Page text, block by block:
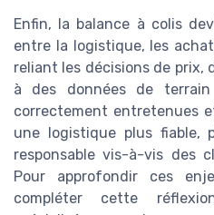
Enfin, la balance à colis
entre la logistique, les
reliant les décisions de prix,
à des données de terrain
correctement entretenues
une logistique plus fiable,
responsable vis-à-vis des
Pour approfondir ces
compléter cette